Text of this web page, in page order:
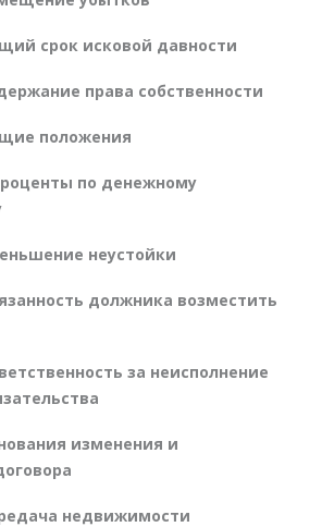
срок исковой давности
права собственности
положения
по денежному
неустойки
должника возместить
за неисполнение
изменения и
недвижимости